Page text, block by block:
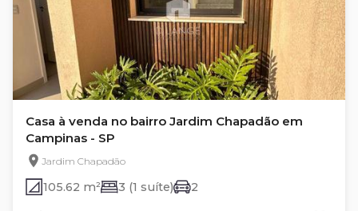
Casa à venda no bairro Jardim Chapadão em
Campinas - SP
Jardim Chapadão
105.62 m² 3 (1 suíte) 2